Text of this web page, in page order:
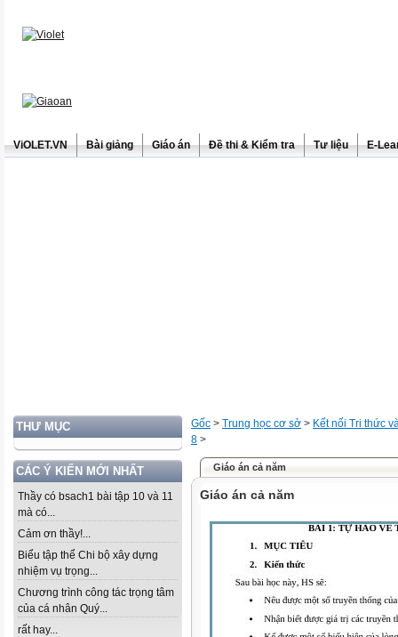
ViOLET.VN Bài giảng Giáo án Đề thi & Kiểm tra Tư liệu E-
THƯ MỤC
CÁC Ý KIẾN MỚI NHẤT
Thầy có bsach1 bài tập 10 và 11
mà có...
Cảm ơn thầy!...
Biểu tập thể Chi bộ xây dựng
nhiệm vụ trọng...
Chương trình công tác trọng tâm
của cá nhân Quý...
rất hay...
Gốc > Trung học cơ sở > Kết nối Tri thức
8 >
Giáo án cả năm
Giáo án cả năm